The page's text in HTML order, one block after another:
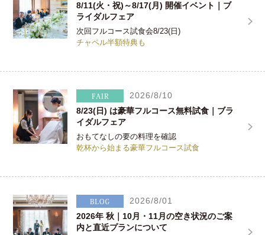
8/11(火・祝)～8/17(月) 開催イベント｜ブ
ライダルフェア
次回フルコース試食会8/23(日)
チャペル半額特典も
2026/8/10
8/23(日) は豪華フルコース無料試食｜ブラ
イダルフェア
おもてなしの要の料理を確認
乾杯から始まる豪華フルコース試食
2026/8/01
2026年 秋｜10月・11月の空き状況のご案
内と直近プランについて